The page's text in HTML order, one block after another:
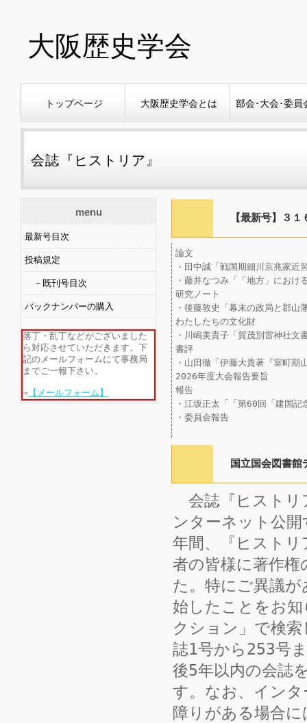
大阪歴史学会
トップページ 大阪歴史学会とは 部会･大会･委員
会誌『ヒストリア』
【最新号】３１６号
論文
・田中誠「戦国期細川京兆家
・藤井なつみ「「地方」にお
研究ノート
・後藤敦史「幕末の政局と郡山
わたしたちの文化財
・川嶋美貴子「賀茂別雷神社文
書評
・山田徹「伊藤大貴著『室町期
2026年度大会報告要旨
報告
・江坂正太「「第60回「建国
・委員会報告
国立国会図書館デジ
会誌『ヒストリ
ンターネット公
年間、『ヒスト
者の皆様に著作権
た。特にご異議
始したことをお
クション」で検
誌1号から253号
後5年以内の会誌
す。なお、イン
障りがある場合
menu
最新号目次
投稿規定
－既刊号目次
バックナンバーの購入
落丁・乱丁などがございました
ら対応させていただきます。下
記のメールフォームにて事務局
までご一報下さい。
⇒ 【メールフォーム】